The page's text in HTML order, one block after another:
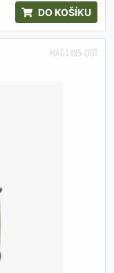
DO KOŠÍKU
MAG1485-ODT